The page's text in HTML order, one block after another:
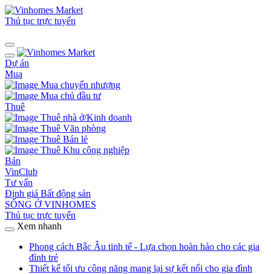
Thủ tục trực tuyến
Dự án
Mua
Mua chuyển nhượng
Mua chủ đầu tư
Thuê
Thuê nhà ở/Kinh doanh
Thuê Văn phòng
Thuê Bán lẻ
Thuê Khu công nghiệp
Bán
VinClub
Tư vấn
Định giá Bất động sản
SỐNG Ở VINHOMES
Thủ tục trực tuyến
Xem nhanh
Phong cách Bắc Âu tinh tế - Lựa chọn hoàn hảo cho các gia
đình trẻ
Thiết kế tối ưu công năng mang lại sự kết nối cho gia đình